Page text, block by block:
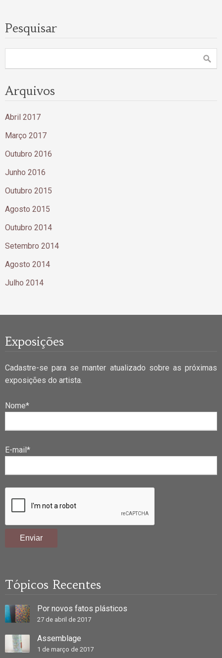
Pesquisar
Arquivos
Abril 2017
Março 2017
Outubro 2016
Junho 2016
Outubro 2015
Agosto 2015
Outubro 2014
Setembro 2014
Agosto 2014
Julho 2014
Exposições
Cadastre-se para se manter atualizado sobre as próximas
exposições do artista.
Nome*
E-mail*
Tópicos Recentes
Por novos fatos plásticos
27 de abril de 2017
Assemblage
1 de março de 2017